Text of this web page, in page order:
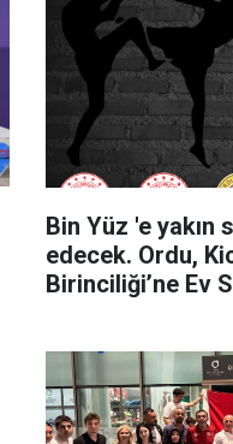
Bin Yüz 'e yakın sporcu mücadele
edecek. Ordu,
Birinciliği’ne Ev